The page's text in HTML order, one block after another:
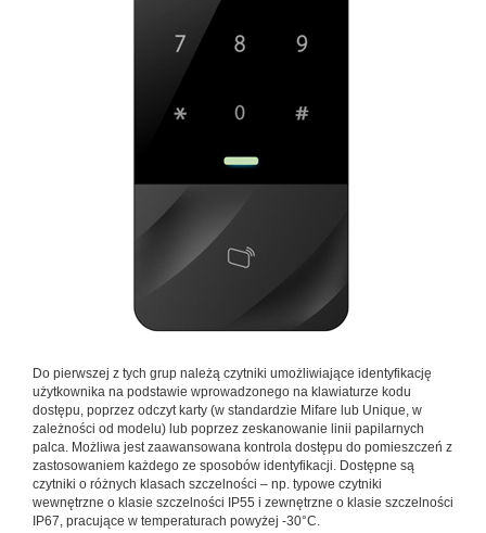
Do pierwszej z tych grup należą czytniki umożliwiające identyfikację
użytkownika na podstawie wprowadzonego na klawiaturze kodu
dostępu, poprzez odczyt karty (w standardzie Mifare lub Unique, w
zależności od modelu) lub poprzez zeskanowanie linii papilarnych
palca. Możliwa jest zaawansowana kontrola dostępu do pomieszczeń z
zastosowaniem każdego ze sposobów identyfikacji. Dostępne są
czytniki o różnych klasach szczelności – np. typowe czytniki
wewnętrzne o klasie szczelności IP55 i zewnętrzne o klasie szczelności
IP67, pracujące w temperaturach powyżej -30°C.